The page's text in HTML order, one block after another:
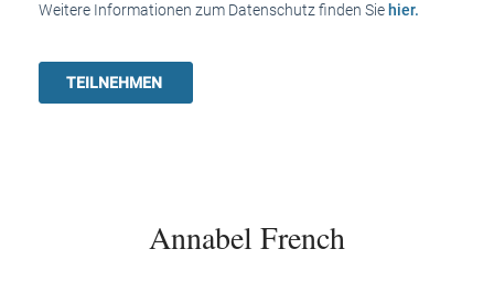
Weitere Informationen zum Datenschutz finden Sie hier.
Annabel French